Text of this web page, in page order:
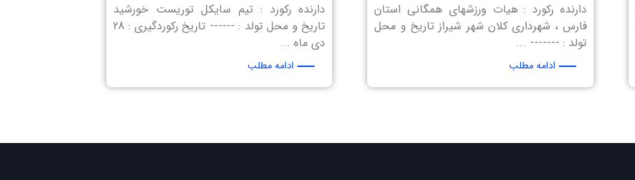
دارنده رکورد : هیات ورزشهای همگانی استان
فارس ، شهرداری کلان شهر شیراز تاریخ و محل
تولد : ------- ...
ادامه مطلب
دارنده رکورد : تیم سایکل توریست خورشید
تاریخ و محل تولد : ------ تاریخ رکوردگیری : 28
دی ماه ...
ادامه مطلب